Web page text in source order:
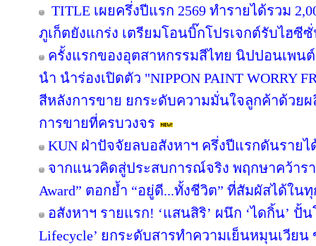
TITLE เผยครึ่งปีแรก 2569 ทำรายได้รวม
ภูเก็ตยังแกร่ง เตรียมโอนบิ๊กโปรเจกต์รับไฮซี
ครั้งแรกของอุตสาหกรรมสีไทย นิปปอนเพน
นำ นำร่องเปิดตัว "NIPPON PAINT
สีหลังการขาย ยกระดับความมั่นใจลูกค้าด้ว
การขายที่ครบวงจร
KUN ฝ่าปัจจัยลบอสังหาฯ ครึ่งปีแรกดันรายไ
จากแนวคิดสู่ประสบการณ์จริง พฤกษาคว้ารา
Award” ตอกย้ำ “อยู่ดี...ทั้งชีวิต” ที่สัมผัสได้ใน
อสังหาฯ รายแรก! ‘แสนสิริ’ ผนึก ‘ไดกิ้น’ ปั้น
Lifecycle’ ยกระดับสารทำความเย็นหมุนเวียน